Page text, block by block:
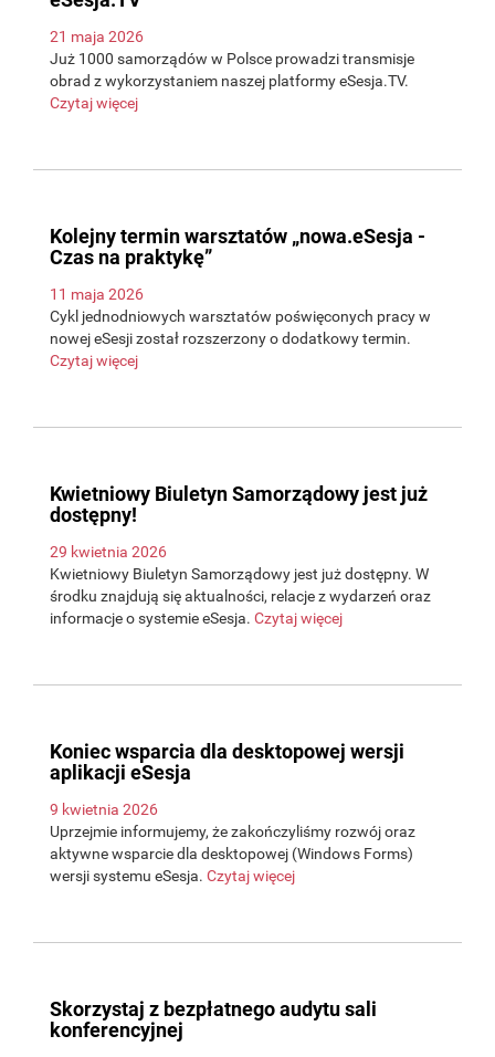
21 maja 2026
Już 1000 samorządów w Polsce prowadzi transmisje
obrad z wykorzystaniem naszej platformy eSesja.TV.
Czytaj więcej
Kolejny termin warsztatów „nowa.eSesja -
Czas na praktykę”
11 maja 2026
Cykl jednodniowych warsztatów poświęconych pracy w
nowej eSesji został rozszerzony o dodatkowy termin.
Czytaj więcej
Kwietniowy Biuletyn Samorządowy jest już
dostępny!
29 kwietnia 2026
Kwietniowy Biuletyn Samorządowy jest już dostępny. W
środku znajdują się aktualności, relacje z wydarzeń oraz
informacje o systemie eSesja. Czytaj więcej
Koniec wsparcia dla desktopowej wersji
aplikacji eSesja
9 kwietnia 2026
Uprzejmie informujemy, że zakończyliśmy rozwój oraz
aktywne wsparcie dla desktopowej (Windows Forms)
wersji systemu eSesja. Czytaj więcej
Skorzystaj z bezpłatnego audytu sali
konferencyjnej